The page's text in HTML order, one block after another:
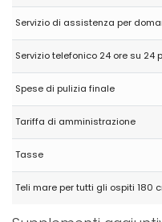
ZWEMBAD MET VEEL
GROEN AAN EEN KANT
(Tradotto da Google)
È UNA SUPER CASA PER
DISPONIBILE, MOLTE stoviglie,
DOVE TUTTI POSSONO
- 8,7
Famiglie con figli più grandi -
The whole extended family
Servizio di assistenza per
Servizio telefonico 24 ore su 24
Spese di pulizia finale
Tariffa di amministrazione
Tasse
Teli mare per tutti gli ospiti 180